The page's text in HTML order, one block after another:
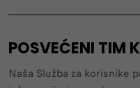
POSVEĆENI TIM
Naša Služba za korisnike